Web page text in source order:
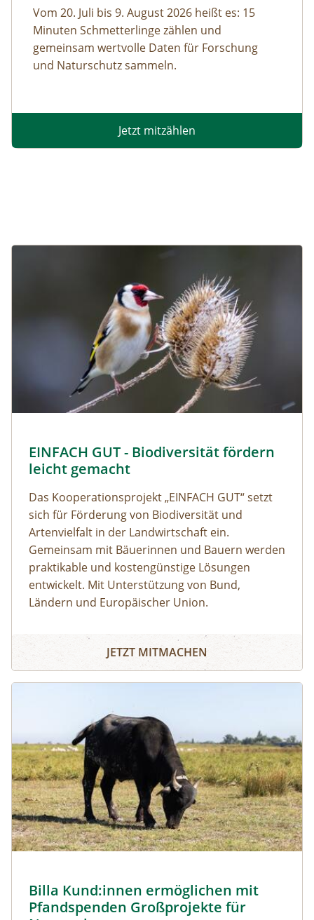
Vom 20. Juli bis 9. August 2026 heißt es: 15
Minuten Schmetterlinge zählen und
gemeinsam wertvolle Daten für Forschung
und Naturschutz sammeln.
Jetzt mitzählen
EINFACH GUT - Biodiversität fördern
leicht gemacht
Das Kooperationsprojekt „EINFACH GUT“ setzt
sich für Förderung von Biodiversität und
Artenvielfalt in der Landwirtschaft ein.
Gemeinsam mit Bäuerinnen und Bauern werden
praktikable und kostengünstige Lösungen
entwickelt. Mit Unterstützung von Bund,
Ländern und Europäischer Union.
JETZT MITMACHEN
Billa Kund:innen ermöglichen mit
Pfandspenden Großprojekte für